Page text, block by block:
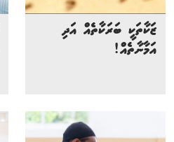
ޒަކާތަކީ ބަރަކާތެެއް އަދި
އަމާނާތެެއް!